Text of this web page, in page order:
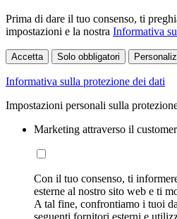
Prima di dare il tuo consenso, ti
impostazioni e la nostra Informativa
Accetta Solo obbligatori
Informativa sulla protezione dei dati
Impostazioni personali sulla
Marketing attraverso il
Con il tuo consenso, ti
esterne al nostro sito web e ti
A tal fine, confrontiamo i tuoi
seguenti fornitori esterni e